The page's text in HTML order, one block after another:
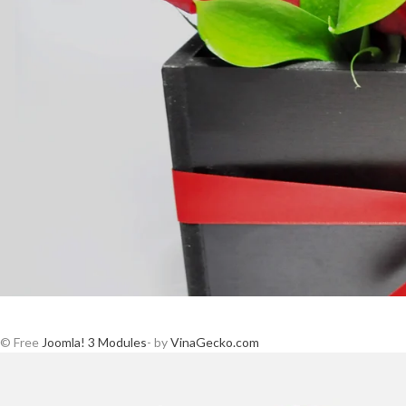
© Free Joomla! 3 Modules- byVinaGecko.com